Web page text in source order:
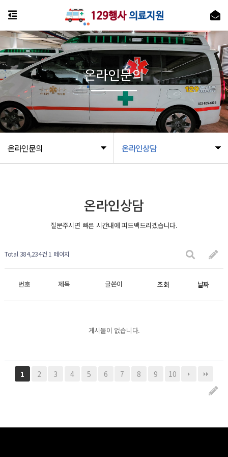
온라인문의 온라인상담
온라인문의
온라인상담
질문주시면 빠른 시간내에 피드백드리겠습니다.
Total 384,234건 1 페이지
번호 제목 글쓴이 조회 날짜
게시물이 없습니다.
1 2 3 4 5 6 7 8 9 10